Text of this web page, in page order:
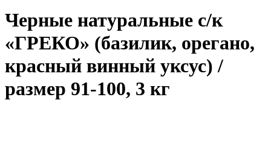
Черные натуральные с/к
«ГРЕКО» (базилик, орегано,
красный винный уксус) /
размер 91-100, 3 кг